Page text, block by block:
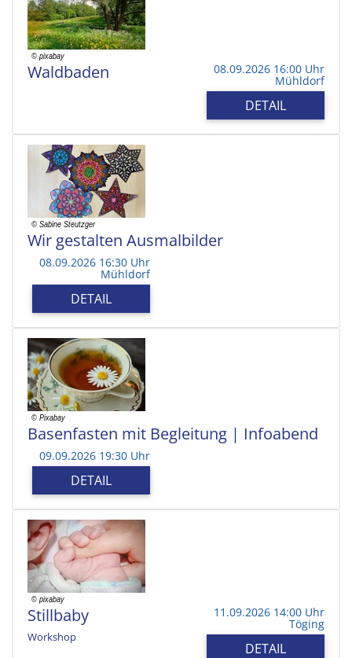
Waldbaden 08.09.2026 16:00 Uhr
Mühldorf
DETAIL
Wir gestalten Ausmalbilder
08.09.2026 16:30 Uhr
Mühldorf
DETAIL
Basenfasten mit Begleitung | Infoabend
09.09.2026 19:30 Uhr
DETAIL
Stillbaby
Workshop
11.09.2026 14:00 Uhr
Töging
DETAIL